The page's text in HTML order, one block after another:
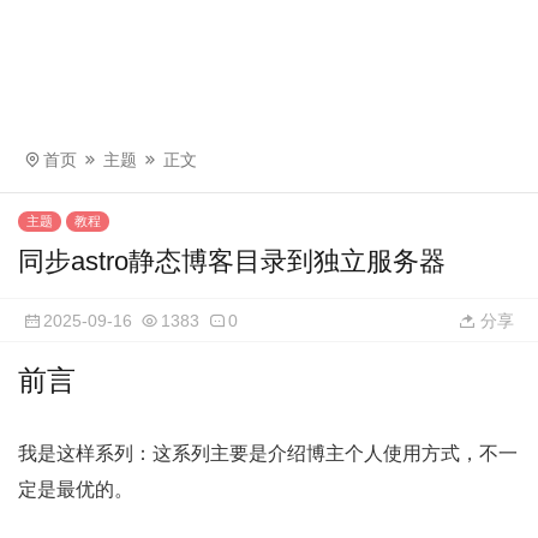
首页 主题 正文
主题 教程
同步astro静态博客目录到独立服务器
2025-09-16 1383 0 分享
前言
我是这样系列：这系列主要是介绍博主个人使用方式，不一
定是最优的。